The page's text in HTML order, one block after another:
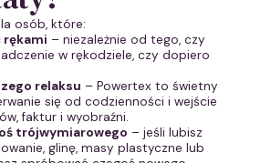
osób, które:
rękami – niezależnie od tego, czy
w rękodziele, czy dopiero
relaksu – Powertex to świetny
się od codzienności i wejście
faktur i wyobraźni.
trójwymiarowego – jeśli lubisz
glinę, masy plastyczne lub